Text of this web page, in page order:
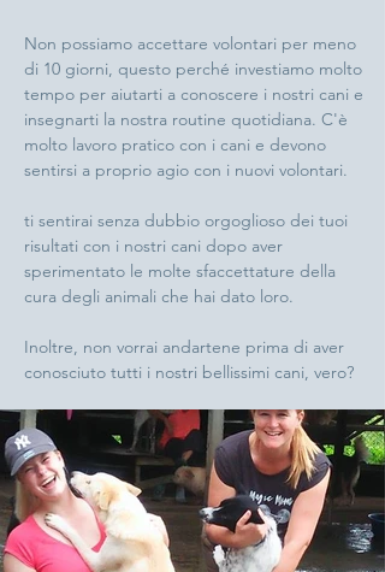
Non possiamo accettare volontari per meno
di 10 giorni, questo perché investiamo molto
tempo per aiutarti a conoscere i nostri cani e
insegnarti la nostra routine quotidiana. C'è
molto lavoro pratico con i cani e devono
sentirsi a proprio agio con i nuovi volontari.
ti sentirai senza dubbio orgoglioso dei tuoi
risultati con i nostri cani dopo aver
sperimentato le molte sfaccettature della
cura degli animali che hai dato loro.
Inoltre, non vorrai andartene prima di aver
conosciuto tutti i nostri bellissimi cani, vero?